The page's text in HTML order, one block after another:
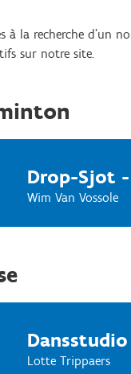
à la recherche d’un
sur notre site.
Drop-Sjot
Wim Van Vossole
Lotte Trippaers